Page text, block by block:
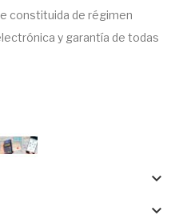
constituida de régimen
y garantía de todas
keyboard_arrow_down
keyboard_arrow_down